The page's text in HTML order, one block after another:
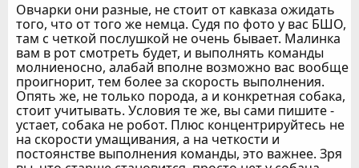
Овчарки они разные, не стоит от кавказа ожидать
того, что от того же немца. Судя по фото у вас БШО,
там с четкой послушкой не очень бывает. Малинка
вам в рот смотреть будет, и выполнять команды
молниеносно, алабай вполне возможно вас вообще
проигнорит, тем более за скорость выполнения.
Опять же, не только порода, а и конкретная собака,
стоит учитывать. Условия те же, вы сами пишите -
устает, собака не робот. Плюс концентрируйтесь не
на скорости умащивания, а на четкости и
постоянстве выполнения команды, это важнее. Зря